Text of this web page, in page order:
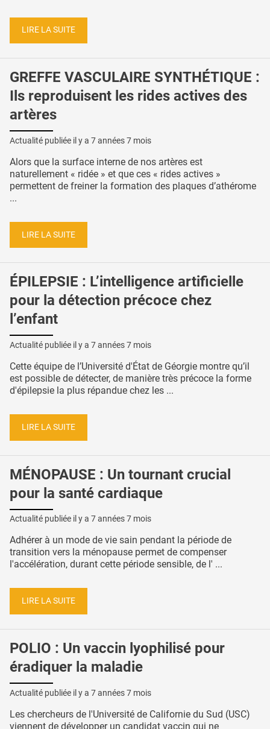
LIRE LA SUITE
GREFFE VASCULAIRE SYNTHÉTIQUE :
Ils reproduisent les rides actives des
artères
Actualité publiée il y a 7 années 7 mois
Alors que la surface interne de nos artères est
naturellement « ridée » et que ces « rides actives »
permettent de freiner la formation des plaques d’athérome
...
LIRE LA SUITE
ÉPILEPSIE : L’intelligence artificielle
pour la détection précoce chez
l’enfant
Actualité publiée il y a 7 années 7 mois
Cette équipe de l’Université d'État de Géorgie montre qu’il
est possible de détecter, de manière très précoce la forme
d'épilepsie la plus répandue chez les ...
LIRE LA SUITE
MÉNOPAUSE : Un tournant crucial
pour la santé cardiaque
Actualité publiée il y a 7 années 7 mois
Adhérer à un mode de vie sain pendant la période de
transition vers la ménopause permet de compenser
l'accélération, durant cette période sensible, de l' ...
LIRE LA SUITE
POLIO : Un vaccin lyophilisé pour
éradiquer la maladie
Actualité publiée il y a 7 années 7 mois
Les chercheurs de l'Université de Californie du Sud (USC)
viennent de développer un candidat vaccin qui ne